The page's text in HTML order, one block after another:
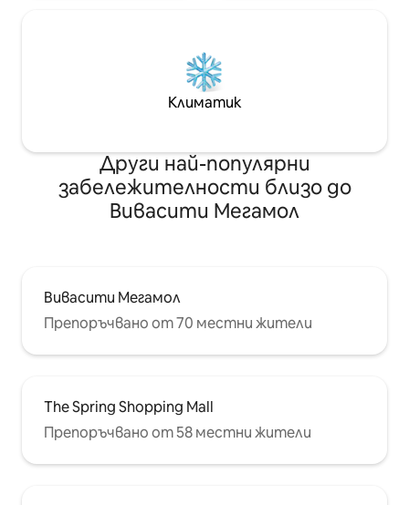
Климатик
Други най-популярни
забележителности близо до
Вивасити Мегамол
Вивасити Мегамол
Препоръчвано от 70 местни жители
The Spring Shopping Mall
Препоръчвано от 58 местни жители